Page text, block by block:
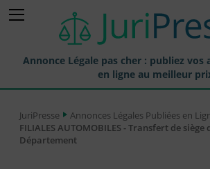
Annonce Légale pas cher : publiez vos
en ligne au meilleur
Annonces Légales Publiées
JuriPresse
Annonces Légales Publiées en
FILIALES AUTOMOBILES - Transfert de siège
Département